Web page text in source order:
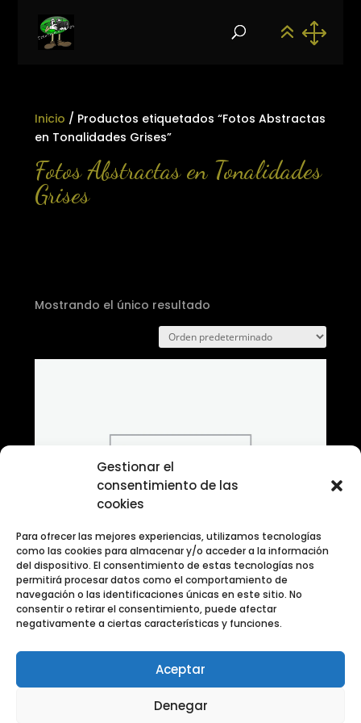
Gestionar el
consentimiento de las
cookies
Para ofrecer las mejores experiencias, utilizamos tecnologías
como las cookies para almacenar y/o acceder a la información
del dispositivo. El consentimiento de estas tecnologías nos
permitirá procesar datos como el comportamiento de
navegación o las identificaciones únicas en este sitio. No
consentir o retirar el consentimiento, puede afectar
negativamente a ciertas características y funciones.
Aceptar
Denegar
Inicio / Productos etiquetados “Fotos Abstractas
en Tonalidades Grises”
Fotos Abstractas en Tonalidades
Grises
Mostrando el único resultado
Banco de fotografias en blanco y negro creativa